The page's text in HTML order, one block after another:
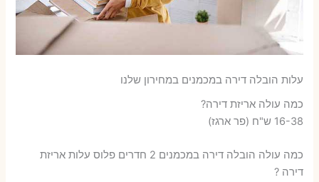
עלות הובלה דירה במכמנים במחירון שלנו
כמה עולה אריזת דירה​?
16-38 ש"ח (פר ארגז)
כמה עולה הובלה דירה במכמנים 2 חדרים פלוס עלות אריזת
דירה ?